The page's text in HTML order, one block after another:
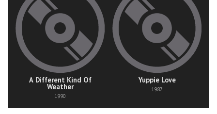
A Different Kind Of
Weather
1990
Yuppie Love
1987